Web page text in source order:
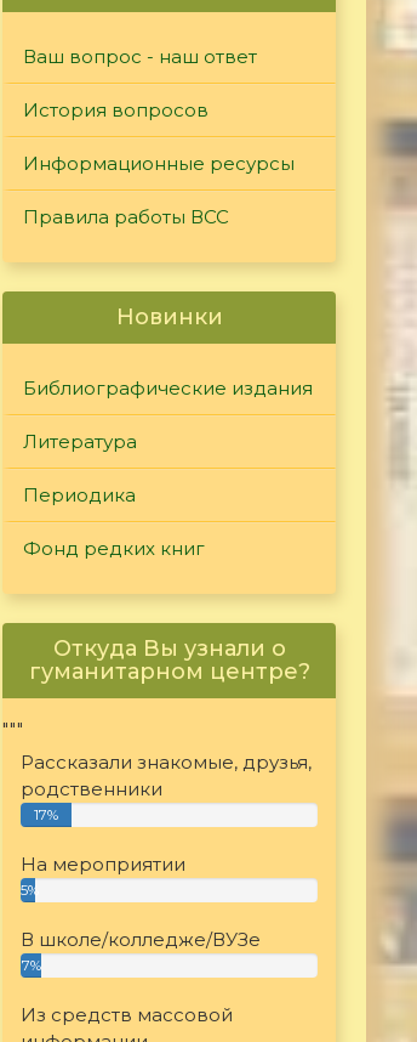
Ваш вопрос - наш ответ
История вопросов
Информационные ресурсы
Правила работы ВСС
Новинки
Библиографические издания
Литература
Периодика
Фонд редких книг
Откуда Вы узнали о
гуманитарном центре?
"""
Рассказали знакомые, друзья,
родственники
17%
На мероприятии
5%
В школе/колледже/ВУЗе
7%
Из средств массовой